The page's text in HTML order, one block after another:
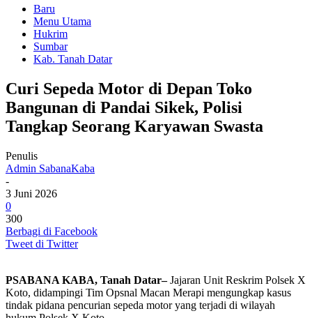
Baru
Menu Utama
Hukrim
Sumbar
Kab. Tanah Datar
Curi Sepeda Motor di Depan Toko
Bangunan di Pandai Sikek, Polisi
Tangkap Seorang Karyawan Swasta
Penulis
Admin SabanaKaba
-
3 Juni 2026
0
300
Berbagi di Facebook
Tweet di Twitter
PSABANA KABA, Tanah Datar–Jajaran Unit Reskrim Polsek X
Koto, didampingi Tim Opsnal Macan Merapi mengungkap kasus
tindak pidana pencurian sepeda motor yang terjadi di wilayah